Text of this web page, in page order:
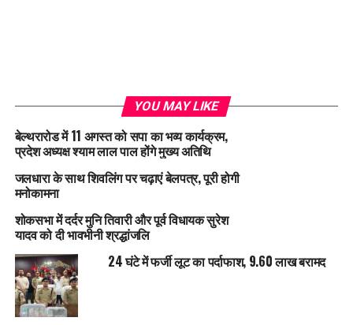
YOU MAY LIKE
बेल्थरारोड में 11 अगस्त को सपा का भव्य कार्यक्रम,
प्रदेश अध्यक्ष श्याम लाल पाल होंगे मुख्य अतिथि
जलधारा के साथ शिवलिंग पर चढ़ाएं बेलपत्र, पूरी होगी
मनोकामना
शोकसभा में दर्दर मुनि तिवारी और पूर्व विधायक सुरेश
यादव को दी भावभीनी श्रद्धांजलि
24 घंटे में फर्जी लूट का पर्दाफाश, 9.60 लाख बरामद